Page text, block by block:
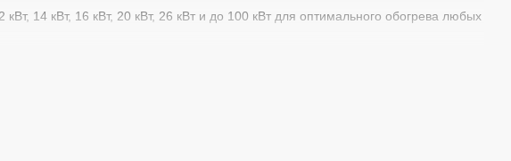
14 кВт, 16 кВт, 20 кВт, 26 кВт и до 100 кВт для оптимального обогрева любых